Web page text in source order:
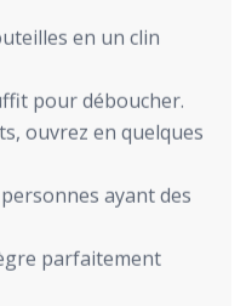
en un clin
pour déboucher.
ouvrez en quelques
ayant des
parfaitement